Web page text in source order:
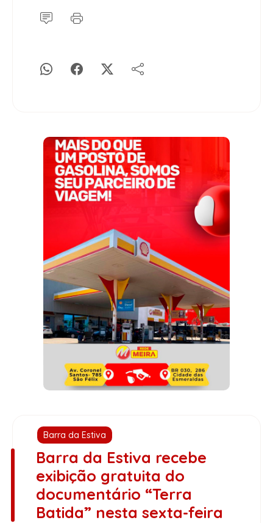
Barra da Estiva
Barra da Estiva recebe
exibição gratuita do
documentário “Terra
Batida” nesta sexta-feira